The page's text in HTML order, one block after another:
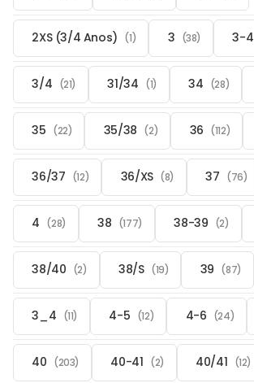
2XS (3/4 Anos) (1) 3 (38) 3-4
3/4 (21) 31/34 (1) 34 (28)
35 (22) 35/38 (2) 36 (112)
36/37 (12) 36/XS (8) 37 (76)
4 (28) 38 (177) 38-39 (2)
38/40 (2) 38/S (19) 39 (87)
3_4 (11) 4-5 (12) 4-6 (24)
40 (203) 40-41 (2) 40/41 (12)